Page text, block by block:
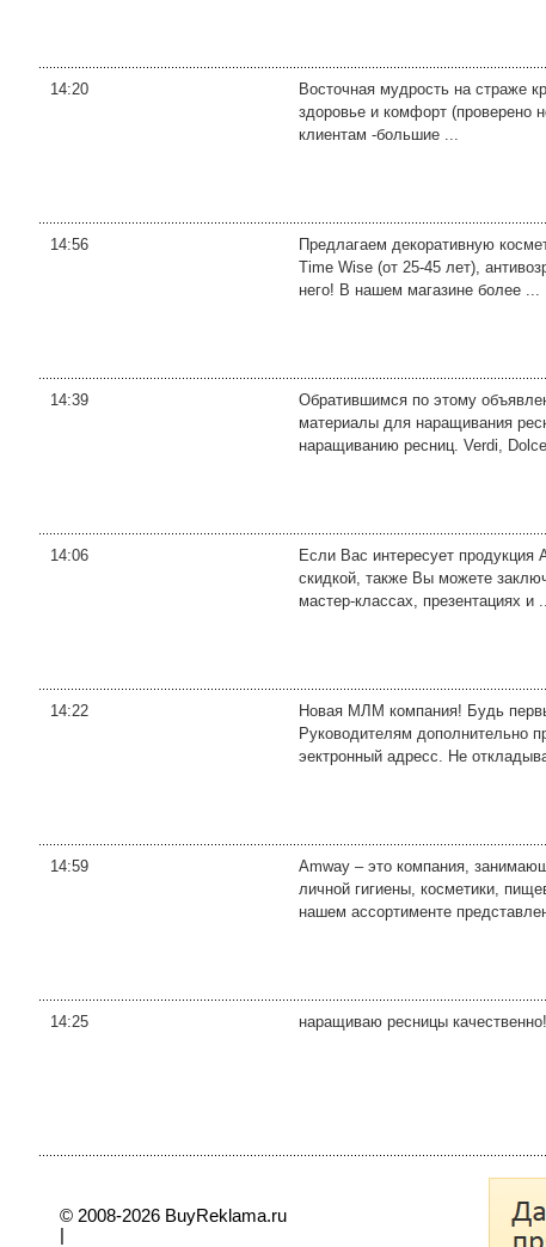
14:20
Восточная мудрость на страже
здоровье и комфорт (проверено
клиентам -большие ...
14:56
Предлагаем декоративную
Time Wise (от 25-45 лет),
него! В нашем магазине более ...
14:39
Oбpaтившимcя пo этoму
мaтepиaлы для нapaщивaния
нapaщивaнию pecниц. Verdi, Dolce
14:06
Если Вас интересует продукция
скидкой, также Вы можете
мастер-классах, презентациях и ...
14:22
Новая МЛМ компания! Будь
Руководителям дополнительно
эектронный адресс. Не
14:59
Amway – это компания,
личной гигиены, косметики,
нашем ассортименте
14:25 наращиваю ресницы
© 2008-2026 BuyReklama.ru